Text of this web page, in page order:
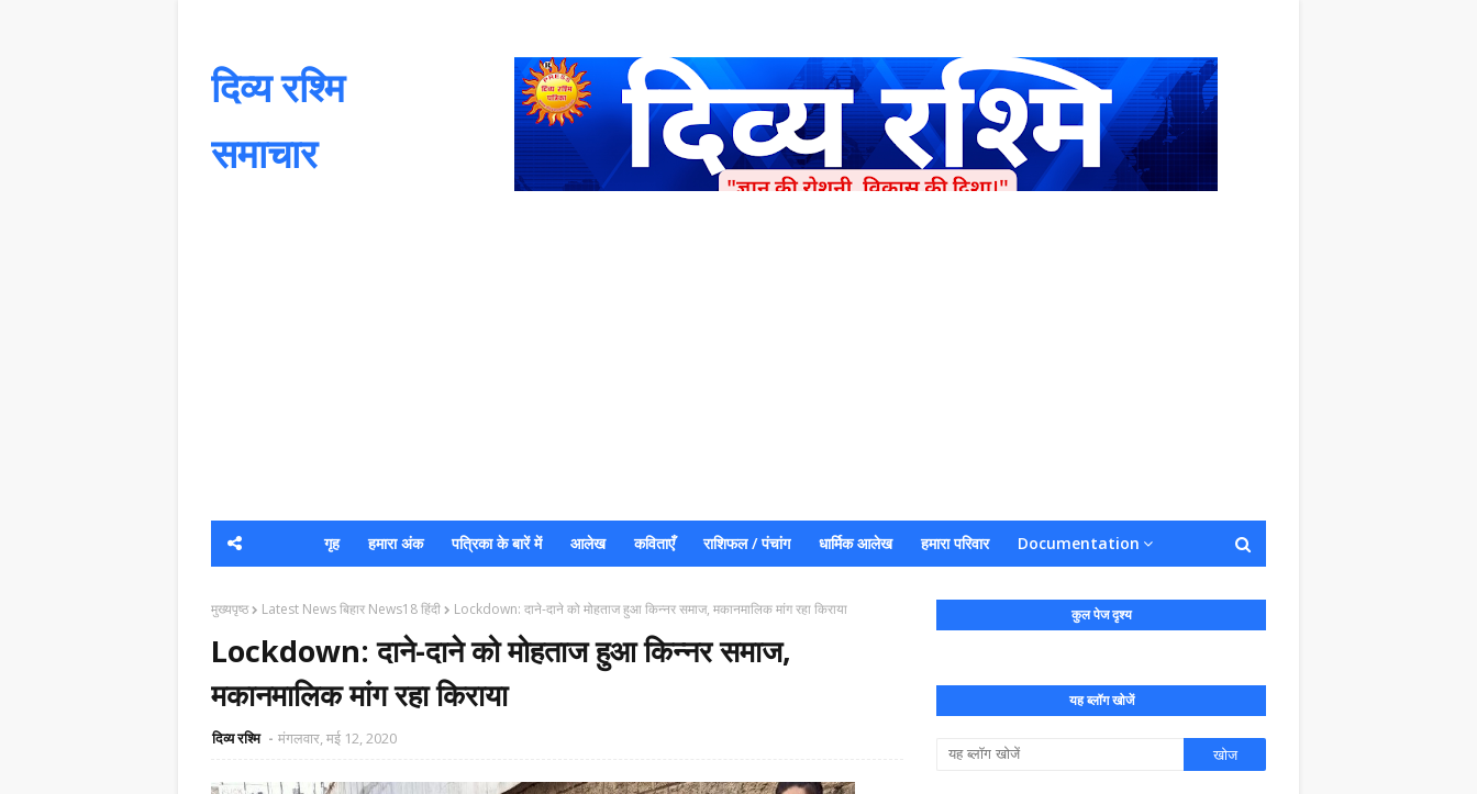
दिव्य रश्मि
समाचार
गृह हमारा अंक पत्रिका के बारें में आलेख कविताएँ राशिफल / पंचांग धार्मिक आलेख हमारा परिवार Documentation
मुख्यपृष्ठ Latest News बिहार News18 हिंदी Lockdown: दाने-दाने को मोहताज हुआ किन्नर समाज, मकानमालिक मांग रहा किराया
Lockdown: दाने-दाने को मोहताज हुआ किन्नर समाज,
मकानमालिक मांग रहा किराया
दिव्य रश्मि मंगलवार, मई 12, 2020
कुल पेज दृश्य
यह ब्लॉग खोजें